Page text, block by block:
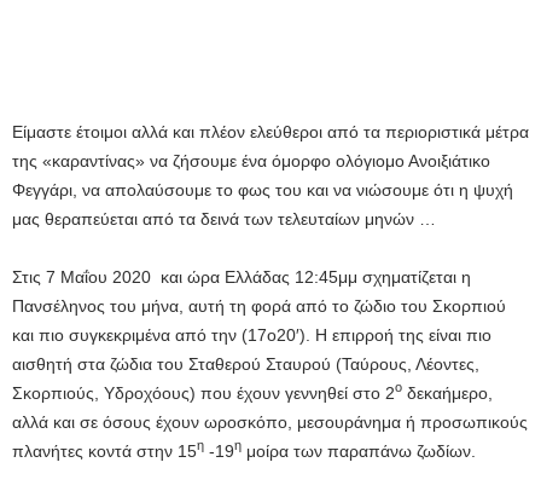
Είμαστε έτοιμοι αλλά και πλέον ελεύθεροι από τα περιοριστικά μέτρα
της «καραντίνας» να ζήσουμε ένα όμορφο ολόγιομο Ανοιξιάτικο
Φεγγάρι, να απολαύσουμε το φως του και να νιώσουμε ότι η ψυχή
μας θεραπεύεται από τα δεινά των τελευταίων μηνών …
Στις 7 Μαΐου 2020 και ώρα Ελλάδας 12:45μμ σχηματίζεται η
Πανσέληνος του μήνα, αυτή τη φορά από το ζώδιο του Σκορπιού
και πιο συγκεκριμένα από την (17ο20′). Η επιρροή της είναι πιο
αισθητή στα ζώδια του Σταθερού Σταυρού (Ταύρους, Λέοντες,
Σκορπιούς, Υδροχόους) που έχουν γεννηθεί στο 2ο δεκαήμερο,
αλλά και σε όσους έχουν ωροσκόπο, μεσουράνημα ή προσωπικούς
πλανήτες κοντά στην 15η -19η μοίρα των παραπάνω ζωδίων.